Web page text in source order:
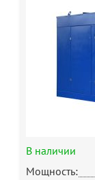
В наличии
Мощность: